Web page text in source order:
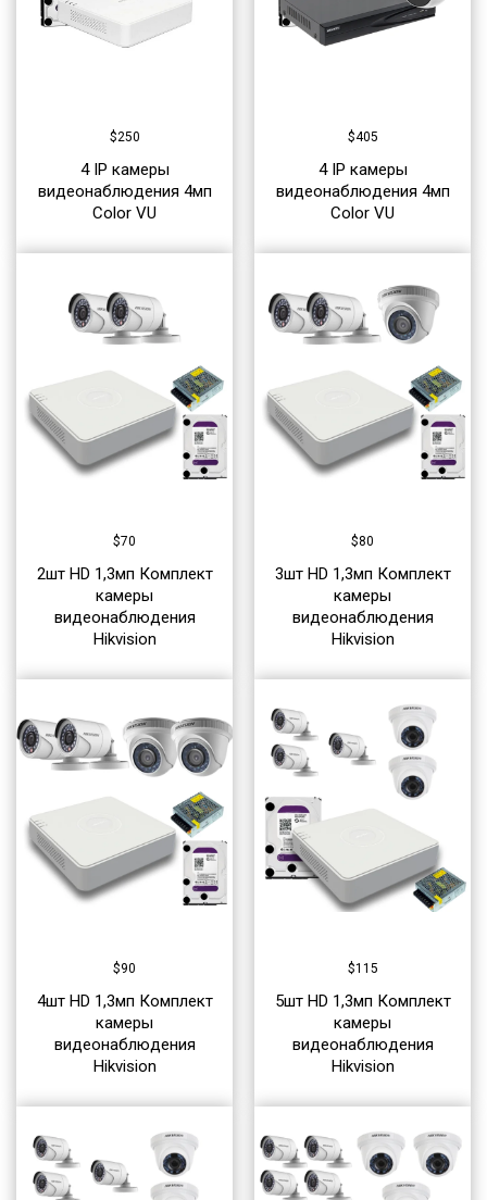
$250
4 IP камеры
видеонаблюдения 4мп
Color VU
$405
4 IP камеры
видеонаблюдения 4мп
Color VU
$70
2шт HD 1,3мп Комплект
камеры
видеонаблюдения
Hikvision
$80
3шт HD 1,3мп Комплект
камеры
видеонаблюдения
Hikvision
$90
4шт HD 1,3мп Комплект
камеры
видеонаблюдения
Hikvision
$115
5шт HD 1,3мп Комплект
камеры
видеонаблюдения
Hikvision